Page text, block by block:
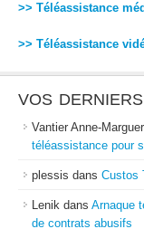
>> Téléassistance
>> Téléassistance
VOS
Vantier Anne-
téléassistance pour
plessis dans Custos
Lenik dans Arnaque
de contrats abusifs